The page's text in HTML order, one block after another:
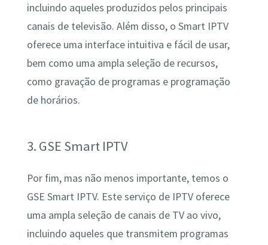
incluindo aqueles produzidos pelos principais
canais de televisão. Além disso, o Smart IPTV
oferece uma interface intuitiva e fácil de usar,
bem como uma ampla seleção de recursos,
como gravação de programas e programação
de horários.
3. GSE Smart IPTV
Por fim, mas não menos importante, temos o
GSE Smart IPTV. Este serviço de IPTV oferece
uma ampla seleção de canais de TV ao vivo,
incluindo aqueles que transmitem programas